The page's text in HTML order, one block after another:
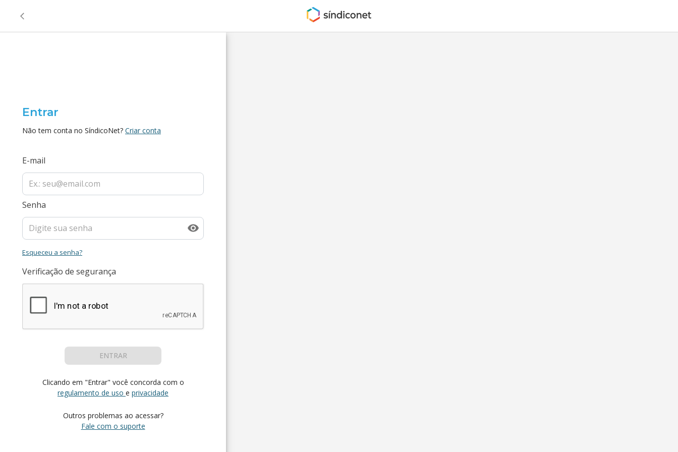
Entrar
Não tem conta no SíndicoNet? Criar conta
E-mail
Senha
Esqueceu a senha?
Verificação de segurança
ENTRAR
Clicando em "Entrar" você concorda com o
regulamento de uso e privacidade
Outros problemas ao acessar?
Fale com o suporte